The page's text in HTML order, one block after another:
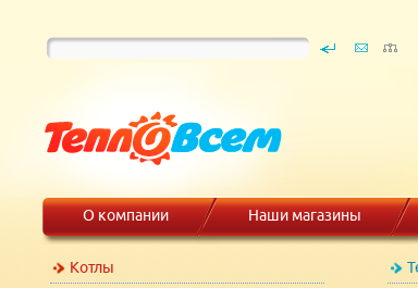
О компании Наши магазины
Котлы